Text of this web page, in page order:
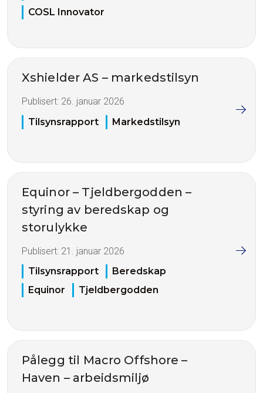
COSL Innovator
Xshielder AS – markedstilsyn
Publisert: 26. januar 2026
Tilsynsrapport
Markedstilsyn
Equinor – Tjeldbergodden –
styring av beredskap og
storulykke
Publisert: 21. januar 2026
Tilsynsrapport
Beredskap
Equinor
Tjeldbergodden
Pålegg til Macro Offshore –
Haven – arbeidsmiljø